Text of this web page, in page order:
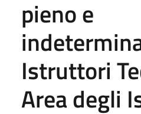
pieno e
Istruttori
Area degli